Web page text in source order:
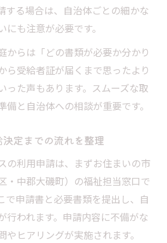
する場合は、自治体ごとの細かな
も注意が必要です。
からは「どの書類が必要か分かり
ら受給者証が届くまで思ったより
った声もあります。スムーズな取
備と自治体への相談が重要です。
定までの流れを整理
の利用申請は、まずお住まいの市
・中郡大磯町）の福祉担当窓口で
で申請書と必要書類を提出し、自
行われます。申請内容に不備がな
やヒアリングが実施されます。